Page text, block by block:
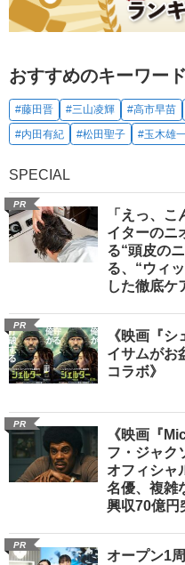
おすすめのキーワー
#藤田晋 #三山凌輝 #高市早苗
#内田有紀
#松田聖子 #玉木雄
SPECIAL
PR
「えっ、
イターの
る“頭皮の
る、“ウィ
した徹底ケ
PR
《映画『
イサムがお
コラボ》
PR
《映画『
フ・ジャク
オフィシャ
名優、複雑
興収70億円
PR
オープン1